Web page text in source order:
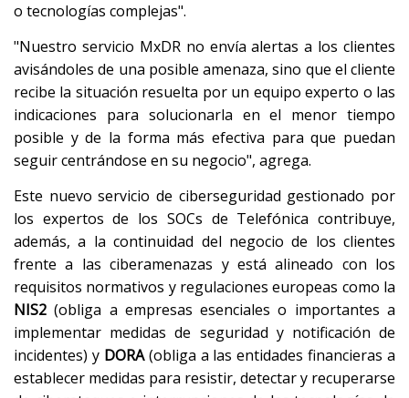
o tecnologías complejas".
"Nuestro servicio MxDR no envía alertas a los clientes
avisándoles de una posible amenaza, sino que el cliente
recibe la situación resuelta por un equipo experto o las
indicaciones para solucionarla en el menor tiempo
posible y de la forma más efectiva para que puedan
seguir centrándose en su negocio", agrega.
Este nuevo servicio de ciberseguridad gestionado por
los expertos de los SOCs de Telefónica contribuye,
además, a la continuidad del negocio de los clientes
frente a las ciberamenazas y está alineado con los
requisitos normativos y regulaciones europeas como la
NIS2 (obliga a empresas esenciales o importantes a
implementar medidas de seguridad y notificación de
incidentes) y DORA(obliga a las entidades financieras a
establecer medidas para resistir, detectar y recuperarse